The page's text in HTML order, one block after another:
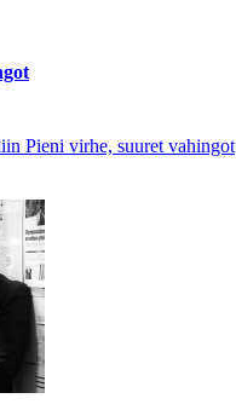
Pieni virhe, suuret vahingot